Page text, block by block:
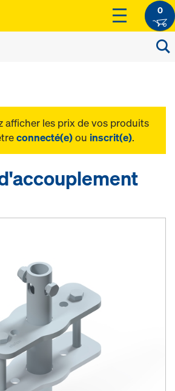
0
afficher les prix de vos produits
connecté(e)ou inscrit(e).